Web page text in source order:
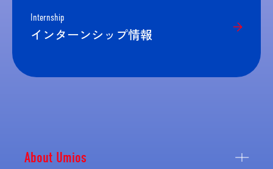
Internship
インターンシップ情報
About Umios